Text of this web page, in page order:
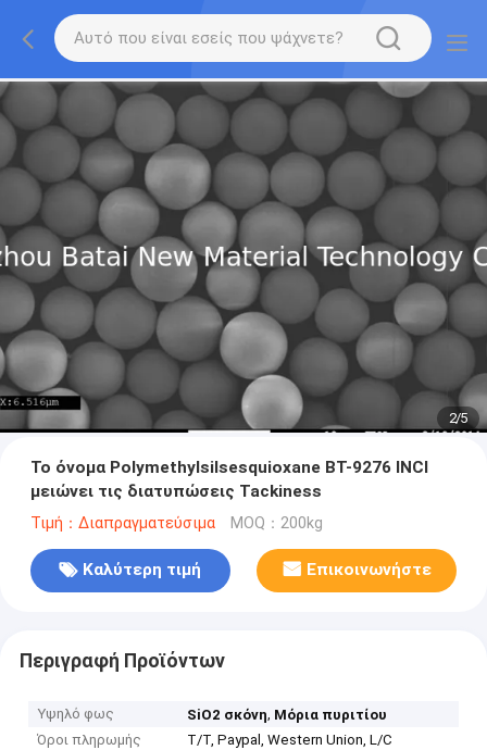
2/5
Το όνομα Polymethylsilsesquioxane BT-9276 INCI
μειώνει τις διατυπώσεις Tackiness
Τιμή：Διαπραγματεύσιμα MOQ：200kg
Καλύτερη τιμή Επικοινωνήστε
Περιγραφή Προϊόντων
Υψηλό φως SiO2 σκόνη, Μόρια πυριτίου
Όροι πληρωμής
T/T, Paypal, Western Union, L/C